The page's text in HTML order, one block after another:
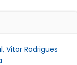
Vitor Rodrigues